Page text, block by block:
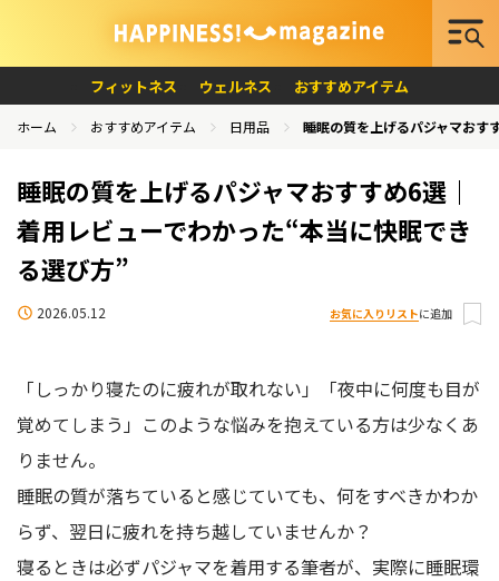
フィットネス ウェルネス おすすめアイテム
ホーム おすすめアイテム 日用品 睡眠の質を上げるパジャマおす
睡眠の質を上げるパジャマおすすめ6選｜
着用レビューでわかった“本当に快眠でき
る選び方”
2026.05.12 お気に入りリストに追加
「しっかり寝たのに疲れが取れない」「夜中に何度も目が
覚めてしまう」このような悩みを抱えている方は少なくあ
りません。
睡眠の質が落ちていると感じていても、何をすべきかわか
らず、翌日に疲れを持ち越していませんか？
寝るときは必ずパジャマを着用する筆者が、実際に睡眠環